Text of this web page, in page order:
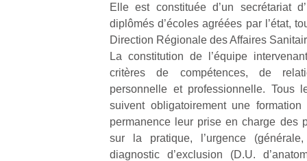
Elle est constituée d’un secrétariat
diplômés d’écoles agréées par l’état,
Direction Régionale des Affaires
La constitution de l’équipe
critères de compétences, de
personnelle et professionnelle. Tous
suivent obligatoirement une
permanence leur prise en charge des
sur la pratique, l’urgence
diagnostic d’exclusion (D.U.